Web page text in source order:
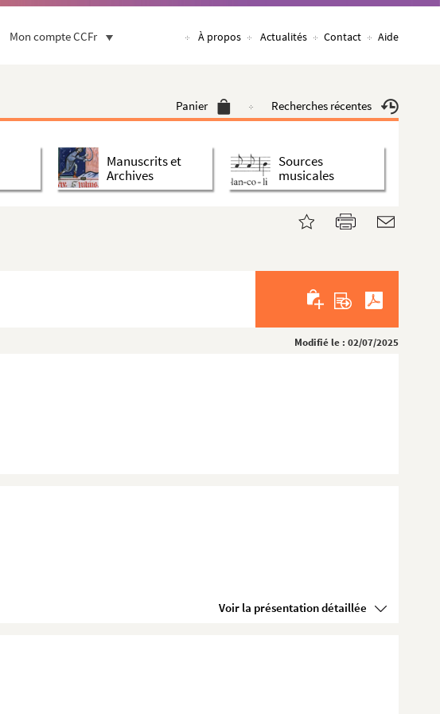
Mon compte CCFr À propos Actualités Contact Aide
Panier Recherches récentes
Manuscrits et
Archives
Sources
musicales
Modifié le : 02/07/2025
Voir la présentation détaillée